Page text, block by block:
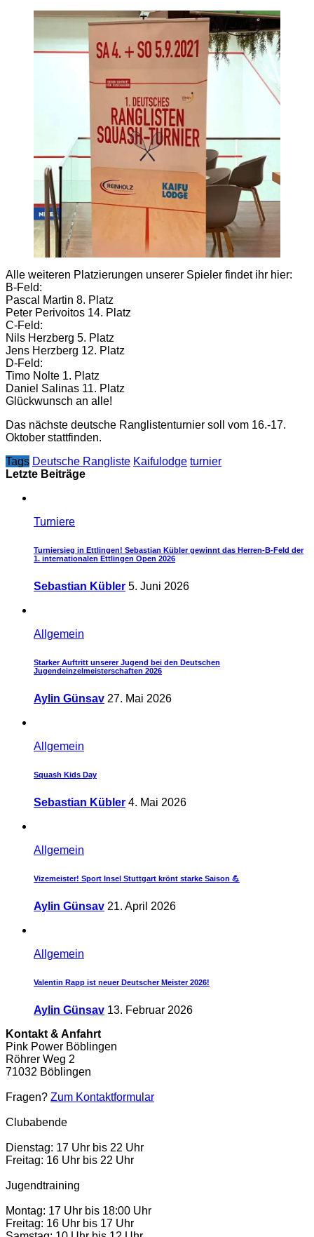
Alle weiteren Platzierungen unserer Spieler findet ihr hier:
B-Feld:
Pascal Martin 8. Platz
Peter Perivoitos 14. Platz
C-Feld:
Nils Herzberg 5. Platz
Jens Herzberg 12. Platz
D-Feld:
Timo Nolte 1. Platz
Daniel Salinas 11. Platz
Glückwunsch an alle!
Das nächste deutsche Ranglistenturnier soll vom 16.-17.
Oktober stattfinden.
Tags Deutsche Rangliste Kaifulodge turnier
Letzte Beiträge
Turniere
Turniersieg in Ettlingen! Sebastian Kübler gewinnt das Herren-B-Feld der
1. internationalen Ettlingen Open 2026
Sebastian Kübler 5. Juni 2026
Allgemein
Starker Auftritt unserer Jugend bei den Deutschen
Jugendeinzelmeisterschaften 2026
Aylin Günsav 27. Mai 2026
Allgemein
Squash Kids Day
Sebastian Kübler 4. Mai 2026
Allgemein
Vizemeister! Sport Insel Stuttgart krönt starke Saison 💪
Aylin Günsav 21. April 2026
Allgemein
Valentin Rapp ist neuer Deutscher Meister 2026!
Aylin Günsav 13. Februar 2026
Kontakt & Anfahrt
Pink Power Böblingen
Röhrer Weg 2
71032 Böblingen
Fragen? Zum Kontaktformular
Clubabende
Dienstag: 17 Uhr bis 22 Uhr
Freitag: 16 Uhr bis 22 Uhr
Jugendtraining
Montag: 17 Uhr bis 18:00 Uhr
Freitag: 16 Uhr bis 17 Uhr